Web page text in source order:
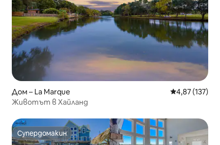
Дом – La Marque Средна
4,87 (137)
Животът в Хайланд
Супердомакин
Супердомакин